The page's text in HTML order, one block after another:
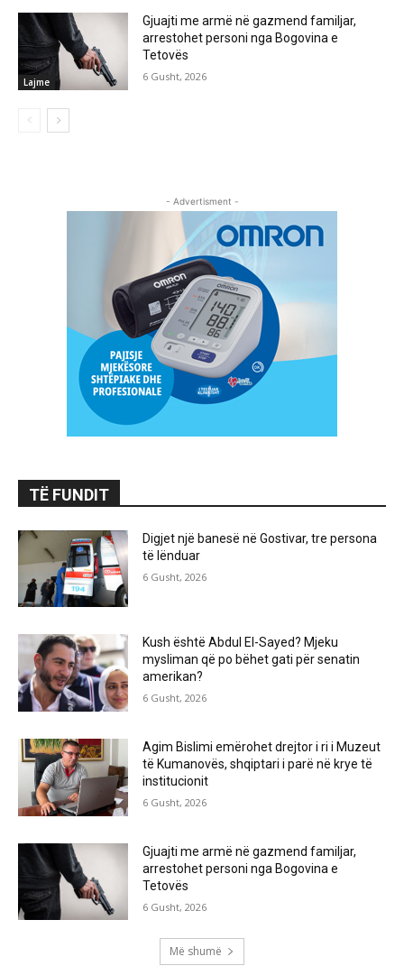
Lajme
Gjuajti me armë në gazmend familjar,
arrestohet personi nga Bogovina e
Tetovës
6 Gusht, 2026
- Advertisment -
TË FUNDIT
Digjet një banesë në Gostivar, tre persona
të lënduar
6 Gusht, 2026
Kush është Abdul El-Sayed? Mjeku
mysliman që po bëhet gati për senatin
amerikan?
6 Gusht, 2026
Agim Bislimi emërohet drejtor i ri i Muzeut
të Kumanovës, shqiptari i parë në krye të
institucionit
6 Gusht, 2026
Gjuajti me armë në gazmend familjar,
arrestohet personi nga Bogovina e
Tetovës
6 Gusht, 2026
Më shumë